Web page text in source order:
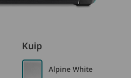
Kuip
Alpine White